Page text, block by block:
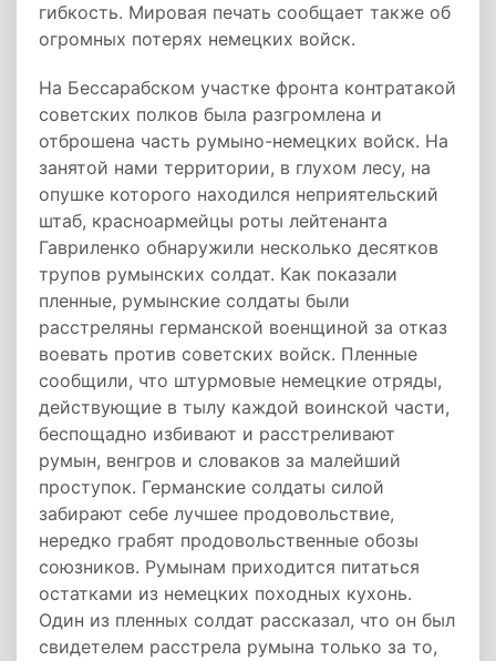
гибкость. Мировая печать сообщает также об
огромных потерях немецких войск.
На Бессарабском участке фронта контратакой
советских полков была разгромлена и
отброшена часть румыно-немецких войск. На
занятой нами территории, в глухом лесу, на
опушке которого находился неприятельский
штаб, красноармейцы роты лейтенанта
Гавриленко обнаружили несколько десятков
трупов румынских солдат. Как показали
пленные, румынские солдаты были
расстреляны германской военщиной за отказ
воевать против советских войск. Пленные
сообщили, что штурмовые немецкие отряды,
действующие в тылу каждой воинской части,
беспощадно избивают и расстреливают
румын, венгров и словаков за малейший
проступок. Германские солдаты силой
забирают себе лучшее продовольствие,
нередко грабят продовольственные обозы
союзников. Румынам приходится питаться
остатками из немецких походных кухонь.
Один из пленных солдат рассказал, что он был
свидетелем расстрела румына только за то,